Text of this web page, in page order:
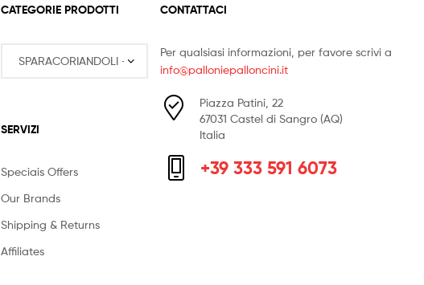
CATEGORIE PRODOTTI
SERVIZI
Speciais Offers
Our Brands
Shipping & Returns
Affiliates
CONTATTACI
Per qualsiasi informazioni, per favore scrivi a
info@palloniepalloncini.it
Piazza Patini, 22
67031 Castel di Sangro (AQ)
Italia
+39 333 591 6073